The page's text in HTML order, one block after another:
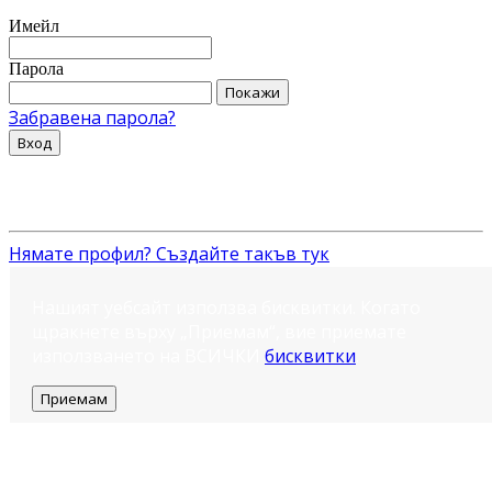
Имейл
Парола
Покажи
Забравена парола?
Вход
Нямате профил? Създайте такъв тук
бисквитки
Приемам